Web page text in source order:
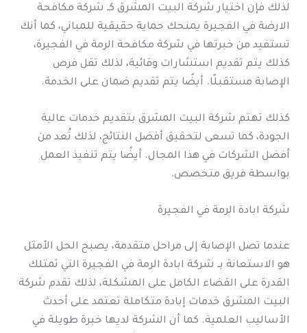
لذلك فإن اختيار شركة البيت المشرق كـ شركة مكافحة
الارضة في الفجيرة يمنحك حماية حقيقية للمباني، كما أنك
تستفيد من خبرتها في شركة مكافحة الرمة في الفجيرة،
كذلك يتم تقديم استشارات وقائية، لذلك تقل فرص
الإصابة مستقبلًا. أيضًا يتم تقديم ضمان على الخدمة.
كذلك تهتم شركة البيت المشرق بتقديم خدمات عالية
الجودة، كما تسعى لتحقيق أفضل النتائج، لذلك تُعد من
أفضل الشركات في هذا المجال. أيضًا يتم تنفيذ العمل
بواسطة فريق متخصص.
شركة ابادة الرمة في الفجيرة
عندما تصل الإصابة إلى مراحل متقدمة، يصبح الحل الأمثل
هو الاستعانة بـ شركة ابادة الرمة في الفجيرة التي تمتلك
القدرة على القضاء الكامل على المشكلة، لذلك تقدم شركة
البيت المشرق خدمات إبادة متكاملة تعتمد على أحدث
الأساليب العلمية. كما أن الشركة لديها خبرة طويلة في